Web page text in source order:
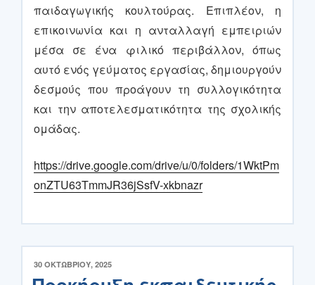
παιδαγωγικής κουλτούρας. Επιπλέον, η
επικοινωνία και η ανταλλαγή εμπειριών
μέσα σε ένα φιλικό περιβάλλον, όπως
αυτό ενός γεύματος εργασίας, δημιουργούν
δεσμούς που προάγουν τη συλλογικότητα
και την αποτελεσματικότητα της σχολικής
ομάδας.
https://drive.google.com/drive/u/0/folders/1WktPm
onZTU63TmmJR36jSsfV-xkbnazr
ΔΗΜΟΣΙΕΎΤΗΚΕ
ΣΤΙΣ
30 ΟΚΤΩΒΡΊΟΥ, 2025